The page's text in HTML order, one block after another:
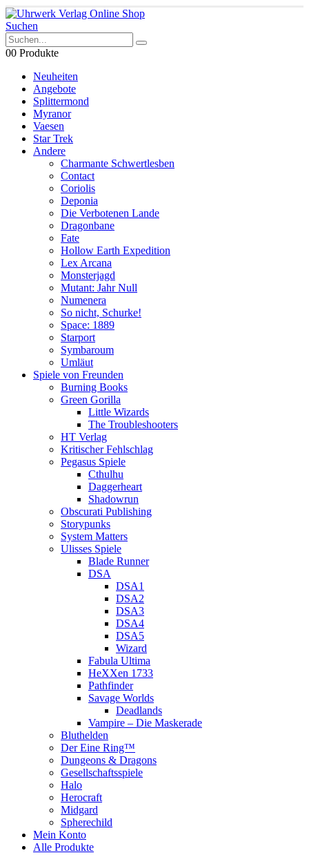
Suchen
00 Produkte
Neuheiten
Angebote
Splittermond
Myranor
Vaesen
Star Trek
Andere
Charmante Schwertlesben
Contact
Coriolis
Deponia
Die Verbotenen Lande
Dragonbane
Fate
Hollow Earth Expedition
Lex Arcana
Monsterjagd
Mutant: Jahr Null
Numenera
So nicht, Schurke!
Space: 1889
Starport
Symbaroum
Umläut
Spiele von Freunden
Burning Books
Green Gorilla
Little Wizards
The Troubleshooters
HT Verlag
Kritischer Fehlschlag
Pegasus Spiele
Cthulhu
Daggerheart
Shadowrun
Obscurati Publishing
Storypunks
System Matters
Ulisses Spiele
Blade Runner
DSA
DSA1
DSA2
DSA3
DSA4
DSA5
Wizard
Fabula Ultima
HeXXen 1733
Pathfinder
Savage Worlds
Deadlands
Vampire – Die Maskerade
Bluthelden
Der Eine Ring™
Dungeons & Dragons
Gesellschaftsspiele
Halo
Herocraft
Midgard
Spherechild
Mein Konto
Alle Produkte